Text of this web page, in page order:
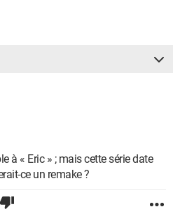
à « Eric » ; mais cette série date
ce un remake ?